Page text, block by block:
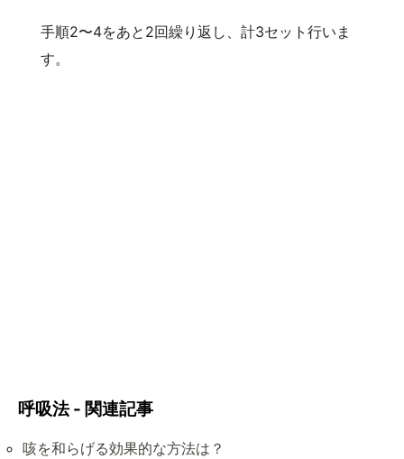
手順2〜4をあと2回繰り返し、計3セット行いま
す。
呼吸法 - 関連記事
咳を和らげる効果的な方法は？